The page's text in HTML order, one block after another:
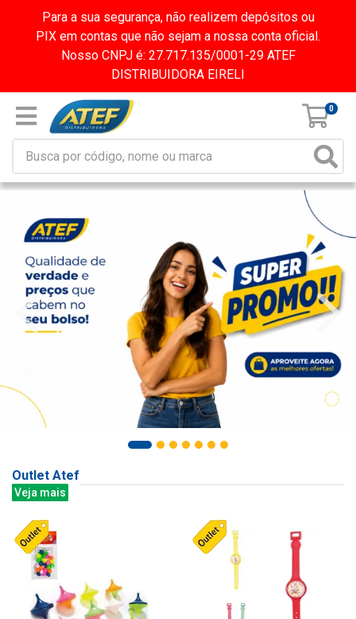
Para a sua segurança, não realizem depósitos ou
PIX em contas que não sejam a nossa conta oficial.
Nosso CNPJ é: 27.717.135/0001-29 ATEF
DISTRIBUIDORA EIRELI
0
Outlet Atef
Veja mais